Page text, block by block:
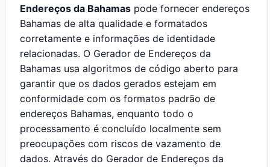
Endereços da Bahamas pode fornecer endereços
Bahamas de alta qualidade e formatados
corretamente e informações de identidade
relacionadas. O Gerador de Endereços da
Bahamas usa algoritmos de código aberto para
garantir que os dados gerados estejam em
conformidade com os formatos padrão de
endereços Bahamas, enquanto todo o
processamento é concluído localmente sem
preocupações com riscos de vazamento de
dados. Através do Gerador de Endereços da